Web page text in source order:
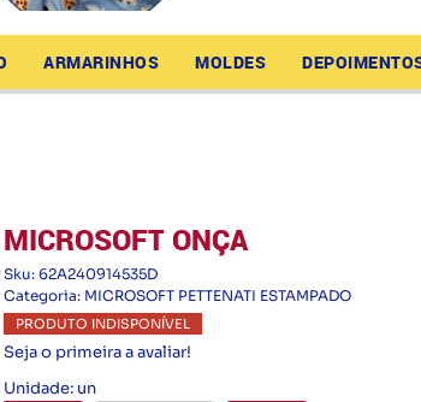
ARMARINHOS MOLDES
MICROSOFT ONÇA
Sku: 62A240914535D
Categoria: MICROSOFT PETTENATI ESTAMPADO
PRODUTO INDISPONÍVEL
Seja o primeira a avaliar!
Unidade: un